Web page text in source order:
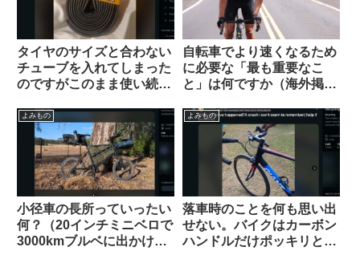
タイヤのサイズと合わない
チューブを入れてしまった
のですがこのまま使い続け
外掲示板より）
自転車でより速くなるため
に必要な「最も重要なこ
と」は何ですか（海外掲示
よみもの
小径車の長所っていったい
何？（20インチミニベロで
3000kmブルベに出かけま
よみもの
落車時のことを何も思い出
せない。バイクはカーボン
ハンドルだけポッキリと。